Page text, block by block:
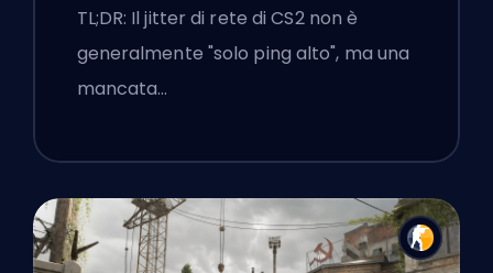
TL;DR: Il jitter di rete di CS2 non è
generalmente "solo ping alto", ma una
mancata…